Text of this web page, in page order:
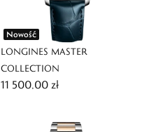
Nowość
LONGINES MASTER
COLLECTION
11 500,00 zł